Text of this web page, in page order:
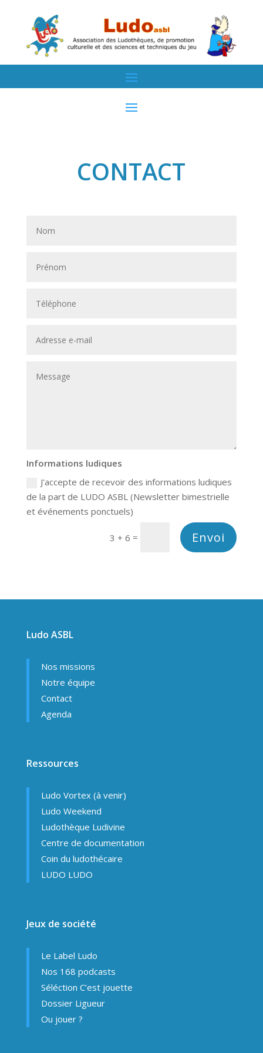
CONTACT
Informations ludiques
J'accepte de recevoir des informations ludiques
de la part de LUDO ASBL (Newsletter bimestrielle
et événements ponctuels)
3 + 6 = Envoi
Ludo ASBL
Nos missions
Notre équipe
Contact
Agenda
Ressources
Ludo Vortex (à venir)
Ludo Weekend
Ludothèque Ludivine
Centre de documentation
Coin du ludothécaire
LUDO LUDO
Jeux de société
Le Label Ludo
Nos 168 podcasts
Séléction C’est jouette
Dossier Ligueur
Ou jouer ?